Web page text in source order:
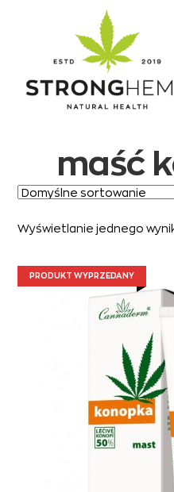
Przejdź
do
nawigacji
Przejdź
do
maść
Wyświetlanie jednego
PRODUKT WYPRZEDANY